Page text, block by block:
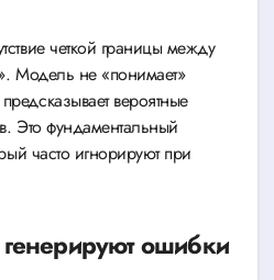
четкой границы между
Модель не «понимает»
вероятные
Это фундаментальный
часто игнорируют при
ошибки